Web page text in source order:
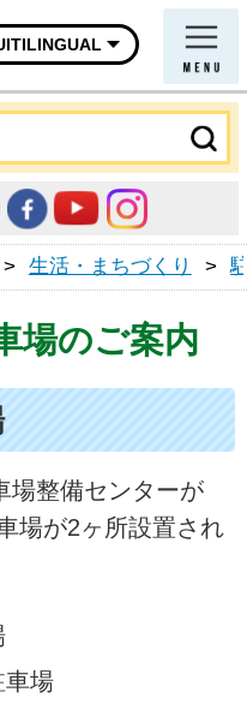
> 生活・まちづくり >
場のご案内
場整備センターが
場が2ヶ所設置され
車場